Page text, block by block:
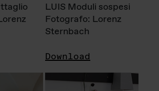
LUIS Moduli sospesi
Fotografo: Lorenz
Sternbach
Download